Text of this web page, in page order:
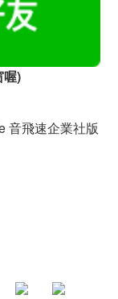
喔)
音飛速企業社版